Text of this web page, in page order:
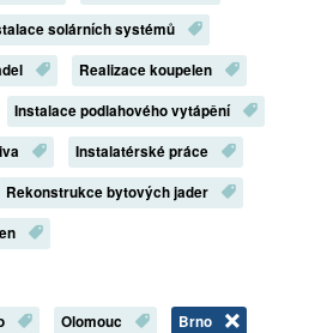
solárních systémů
Realizace koupelen
Instalace podlahového vytápění
Instalatérské práce
Rekonstrukce bytových jader
Olomouc
Brno